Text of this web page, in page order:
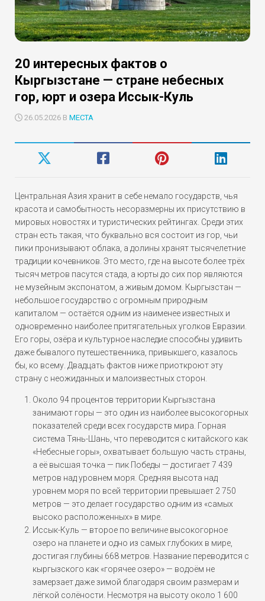
20 интересных фактов о
Кыргызстане — стране небесных
гор, юрт и озера Иссык-Куль
26.05.2026 В МЕСТА
Центральная Азия хранит в себе немало государств, чья
красота и самобытность несоразмерны их присутствию в
мировых новостях и туристических рейтингах. Среди этих
стран есть такая, что буквально вся состоит из гор, чьи
пики пронизывают облака, а долины хранят тысячелетние
традиции кочевников. Это место, где на высоте более трёх
тысяч метров пасутся стада, а юрты до сих пор являются
не музейным экспонатом, а живым домом. Кыргызстан —
небольшое государство с огромным природным
капиталом — остаётся одним из наименее известных и
одновременно наиболее притягательных уголков Евразии.
Его горы, озёра и культурное наследие способны удивить
даже бывалого путешественника, привыкшего, казалось
бы, ко всему. Двадцать фактов ниже приоткроют эту
страну с неожиданных и малоизвестных сторон.
Около 94 процентов территории Кыргызстана
занимают горы — это один из наиболее высокогорных
показателей среди всех государств мира. Горная
система Тянь-Шань, что переводится с китайского как
«Небесные горы», охватывает большую часть страны,
а её высшая точка — пик Победы — достигает 7 439
метров над уровнем моря. Средняя высота над
уровнем моря по всей территории превышает 2 750
метров — это делает государство одним из «самых
высоко расположенных» в мире.
Иссык-Куль — второе по величине высокогорное
озеро на планете и одно из самых глубоких в мире,
достигая глубины 668 метров. Название переводится с
кыргызского как «горячее озеро» — водоём не
замерзает даже зимой благодаря своим размерам и
лёгкой солёности. Несмотря на высоту около 1 600